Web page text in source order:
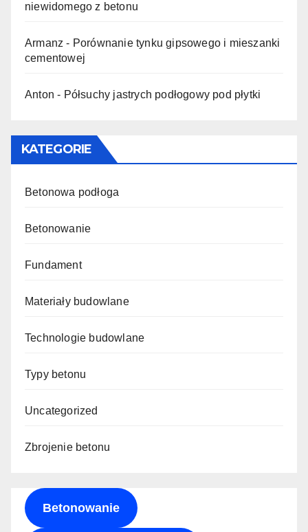
niewidomego z betonu
Armanz - Porównanie tynku gipsowego i mieszanki
cementowej
Anton - Półsuchy jastrych podłogowy pod płytki
KATEGORIE
Betonowa podłoga
Betonowanie
Fundament
Materiały budowlane
Technologie budowlane
Typy betonu
Uncategorized
Zbrojenie betonu
Betonowanie